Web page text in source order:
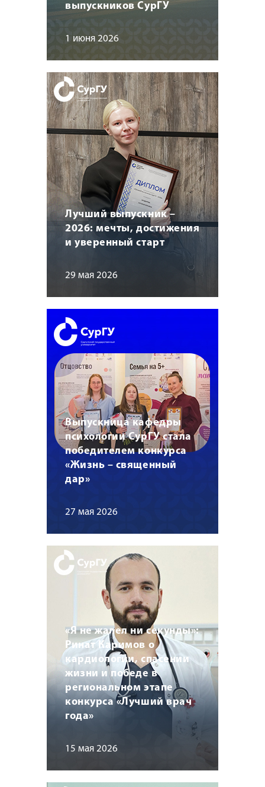
выпускников СурГУ
1 июня 2026
Лучший выпускник –
2026: мечты, достижения
и уверенный старт
29 мая 2026
Выпускница кафедры
психологии СурГУ стала
победителем конкурса
«Жизнь – священный
дар»
27 мая 2026
«Я не жалел ни секунды»:
Ринат Каримов о
кардиологии, спасении
жизни и победе в
региональном этапе
конкурса «Лучший врач
года»
15 мая 2026